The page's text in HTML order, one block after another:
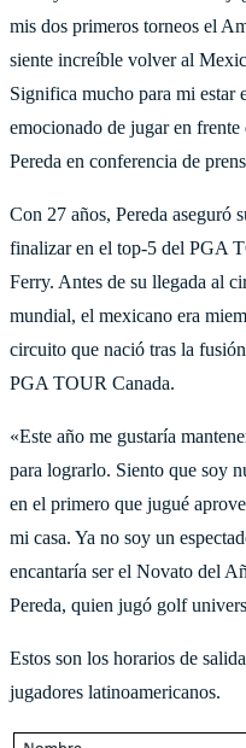
mis dos primeros torneos el
siente increíble volver al
Significa mucho para mi estar
emocionado de jugar en
Pereda en conferencia de
Con 27 años, Pereda aseguró
finalizar en el top-5 del PGA
Ferry. Antes de su llegada al
mundial, el mexicano era
circuito que nació tras la
PGA TOUR Canada.
«Este año me gustaría
para lograrlo. Siento que soy
en el primero que jugué
mi casa. Ya no soy un
encantaría ser el Novato del
Pereda, quien jugó golf
Estos son los horarios de
jugadores latinoamericanos.